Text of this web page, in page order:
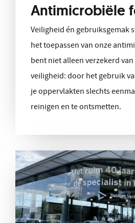
Antimicrobiële
Veiligheid én gebruiksgemak
het toepassen van onze
bent niet alleen verzekerd
veiligheid: door het gebruik
je oppervlakten slechts
reinigen en te ontsmetten.